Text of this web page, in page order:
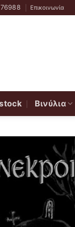
Επικοινωνία
Βινύλια